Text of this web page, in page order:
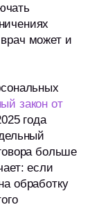
может и
закон от
года
больше
если
обработку